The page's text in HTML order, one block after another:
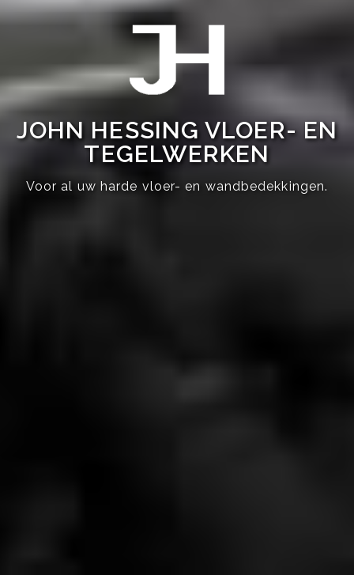
JOHN HESSING VLOER- EN
TEGELWERKEN
Voor al uw harde vloer- en wandbedekkingen.